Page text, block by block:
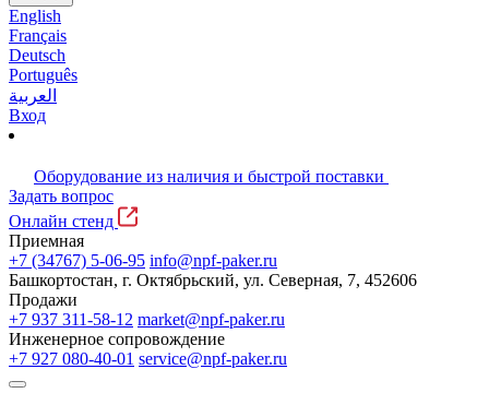
English
Français
Deutsch
Português
العربية
Вход
Оборудование из наличия и быстрой поставки
Задать вопрос
Онлайн стенд
Приемная
+7 (34767) 5-06-95 info@npf-paker.ru
Башкортостан, г. Октябрьский, ул. Северная, 7, 452606
Продажи
+7 937 311-58-12 market@npf-paker.ru
Инженерное сопровождение
+7 927 080-40-01 service@npf-paker.ru